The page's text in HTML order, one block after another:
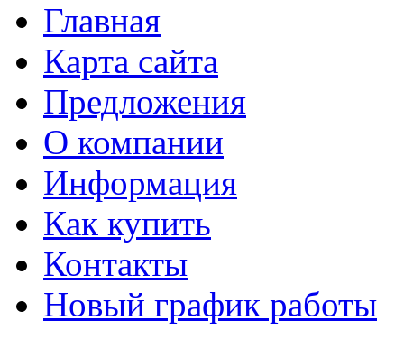
Главная
Карта сайта
Предложения
О компании
Информация
Как купить
Контакты
Новый график работы